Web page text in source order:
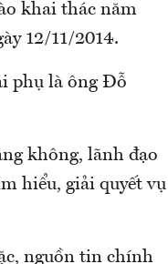
khai thác năm
12/11/2014.
phụ là ông Đỗ
không, lãnh đạo
hiểu, giải quyết vụ
nguồn tin chính